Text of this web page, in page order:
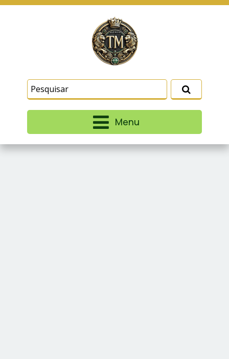
Menu
similares para lembrar e entender como você usa
nosso site, analisar seu uso de nossos produtos
e serviços, ajudar com nossos esforços de
marketing e fornecer conteúdo de terceiros. Leia
Termos e CondiçõesePolítica de